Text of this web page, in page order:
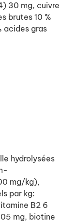
30 mg, cuivre
brutes 10 %
acides gras
hydrolysées
mg/kg),
par kg:
B2 6
mg, biotine